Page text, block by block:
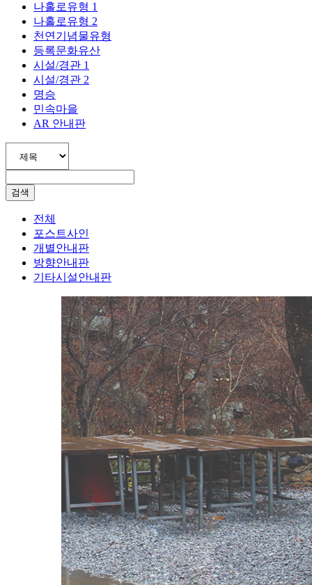
나홀로유형 1
나홀로유형 2
천연기념물유형
등록문화유산
시설/경관 1
시설/경관 2
명승
민속마을
AR 안내판
검색
전체
포스트사인
개별안내판
방향안내판
기타시설안내판